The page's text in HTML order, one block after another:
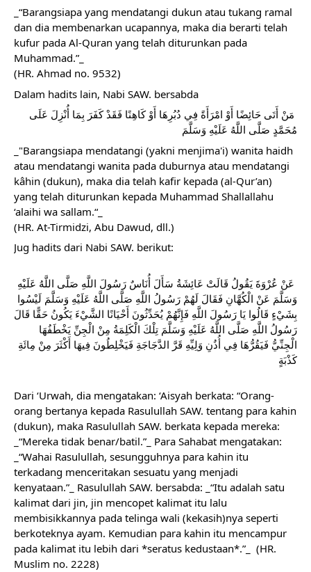
_“Barangsiapa yang mendatangi dukun atau tukang ramal
dan dia membenarkan ucapannya, maka dia berarti telah
kufur pada Al-Quran yang telah diturunkan pada
Muhammad.”_
(HR. Ahmad no. 9532)
Dalam hadits lain, Nabi SAW. bersabda
مُحَمَّدٍ صَلَّى اللَّهُ عَلَيْهِ وَسَلَّمَ
_"Barangsiapa mendatangi (yakni menjima'i) wanita haidh
atau mendatangi wanita pada duburnya atau mendatangi
kâhin (dukun), maka dia telah kafir kepada (al-Qur’an)
yang telah diturunkan kepada Muhammad Shallallahu
‘alaihi wa sallam.“_
(HR. At-Tirmidzi, Abu Dawud, dll.)
Jug hadits dari Nabi SAW. berikut:
كَذْبَةٍ
Dari ‘Urwah, dia mengatakan: ‘Aisyah berkata: “Orang-
orang bertanya kepada Rasulullah SAW. tentang para kahin
(dukun), maka Rasulullah SAW. berkata kepada mereka:
_“Mereka tidak benar/batil.”_ Para Sahabat mengatakan:
_“Wahai Rasulullah, sesungguhnya para kahin itu
terkadang menceritakan sesuatu yang menjadi
kenyataan.”_ Rasulullah SAW. bersabda: _“Itu adalah satu
kalimat dari jin, jin mencopet kalimat itu lalu
membisikkannya pada telinga wali (kekasih)nya seperti
berkoteknya ayam. Kemudian para kahin itu mencampur
pada kalimat itu lebih dari *seratus kedustaan*.”_ (HR.
Muslim no. 2228)